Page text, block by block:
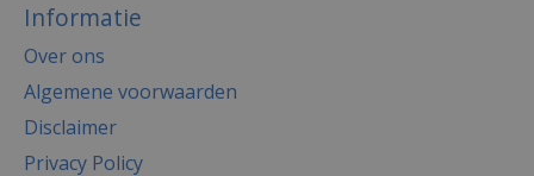
Informatie
Over ons
Algemene voorwaarden
Disclaimer
Privacy Policy